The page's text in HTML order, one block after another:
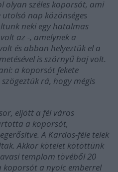
olyan széles koporsót, ami
nap közönséges
neki egy hatalmas
az -, amelynek a
és abban helyeztük el a
is szörnyű baj volt.
a koporsót fekete
rá, hogy mégis
eljött a fél város
a koporsót,
A Kardos-féle telek
Akkor kötelet kötöttünk
templom tövéből 20
a nyolc emberrel